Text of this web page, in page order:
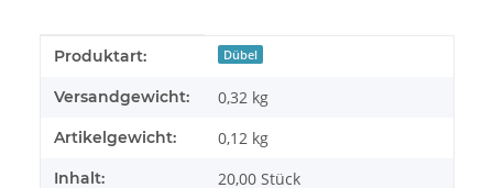
Produkteigenschaft
Wert
Produktart: Dübel
Versandgewicht: 0,32 kg
Artikelgewicht: 0,12 kg
Inhalt: 20,00 Stück